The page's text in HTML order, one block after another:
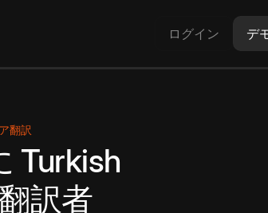
ログイン デ
翻訳
Turkish
翻訳者